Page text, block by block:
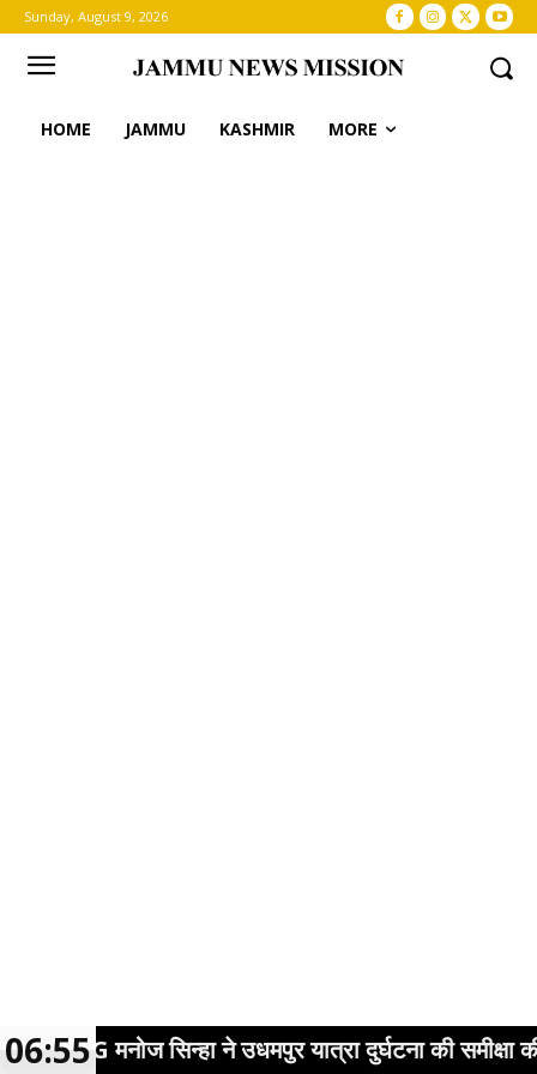
Sunday, August 9, 2026
HOME JAMMU KASHMIR MORE
LG मनोज सिन्हा ने उधमपुर यात्रा दुर्घटना की समीक्षा
06:55